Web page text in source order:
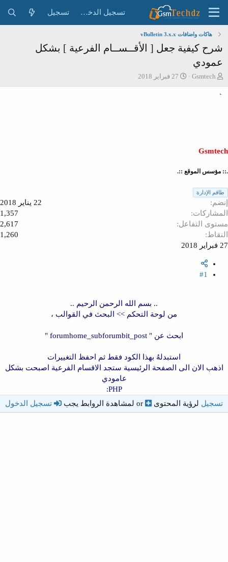
تسجيل الدخول تسجيل
هاكات واضافات vBulletin 3.x.x
شرح كيفية جعل [ الأقــســام الفرعية ] بشكل
عمودي
ب
ا
د
ض
Gsmtech
ت
ا
27 فبراير 2018
مؤسس الموقع ::.
الإدارة
22 يناير 2018
1,357
التفاعل
2,617
1,260
#1
.. بسم الله الرحمن الرحيم ..
من لوحة التحكم >> البحث في القوالب ،
ابحث عن " forumhome_subforumbit_post "
استبدلهُ بهذا الكود فقط ثم احفظ التغييرات
اذهب الان الى الصفحة الرئيسية ستجد الاقسام الفرعية اصبحت بشكل
عامودي
PHP:
لمشاهدة الروابط يجبتسجيل الدخولor تسجيل لرؤية المحتوى